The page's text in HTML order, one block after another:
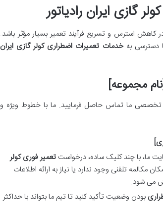
گازی ایران رادیاتور
استرس و تسریع فرآیند تعمیر بسیار مؤثر باشد.
دسترسی بهخدمات تعمیرات اضطراری کولر گازی ایران
تخصصی ما تماس حاصل فرمایید. ما با خطوط ویژه و
ما، با چند کلیک ساده، درخواستتعمیر فوری کولر
مکالمه تلفنی وجود ندارد یا نیاز به ارائه اطلاعات
می شود.
بودن وضعیت تأکید کنید تا تیم ما بتواند با حداکثر